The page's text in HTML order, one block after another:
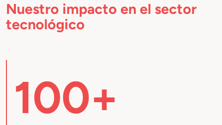
Nuestro impacto en el sector
tecnológico
100+